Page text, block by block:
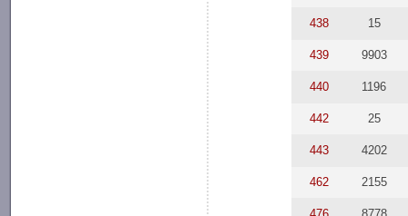
438 15
439 9903
440 1196
442 25
443 4202
462 2155